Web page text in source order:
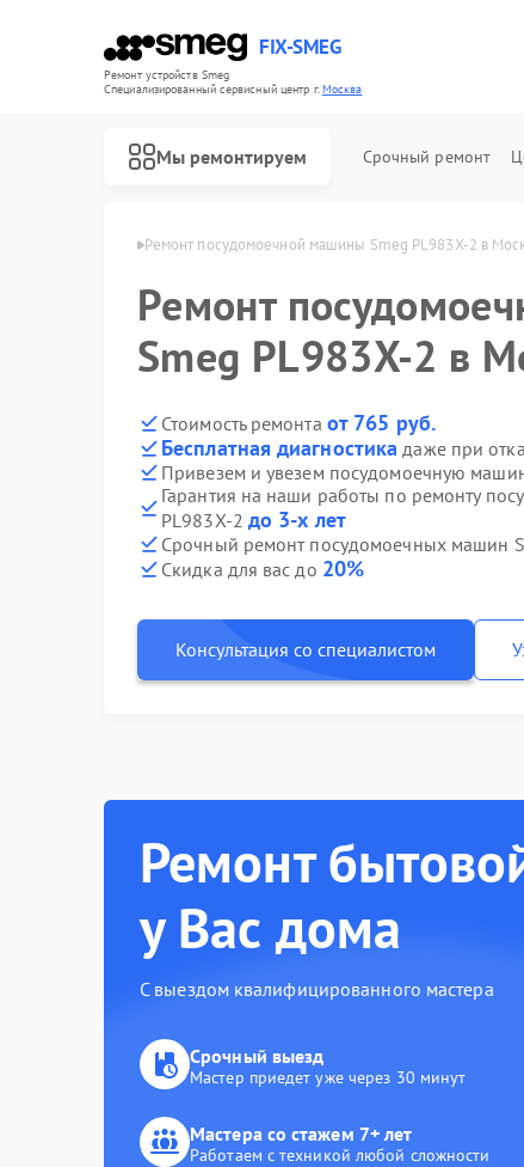
FIX-SMEG
Ремонт устройств Smeg
Специализированный cервисный центр г.Москва
Мы ремонтируем Срочный ремонт
Ремонт посудомоечной машины Smeg PL983X-2 в
Ремонт
Smeg PL983X-2 в
Стоимость ремонта от 765 руб.
Бесплатная диагностика даже при
Привезем и увезем посудомоечную
Гарантия на наши работы по ремонту
PL983X-2 до 3-х лет
Срочный ремонт посудомоечных машин
Скидка для вас до 20%
Консультация со специалистом
Ремонт
у Вас дома
С выездом квалифицированного мастера
Срочный выезд
Мастер приедет уже через 30 минут
Мастера со стажем 7+ лет
Работаем с техникой любой сложности